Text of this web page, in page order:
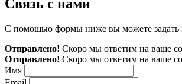
Связь с нами
С помощью формы ниже вы можете задать
Отправлено! Скоро мы ответим на ваше
Отправлено! Скоро мы ответим на ваше
Имя